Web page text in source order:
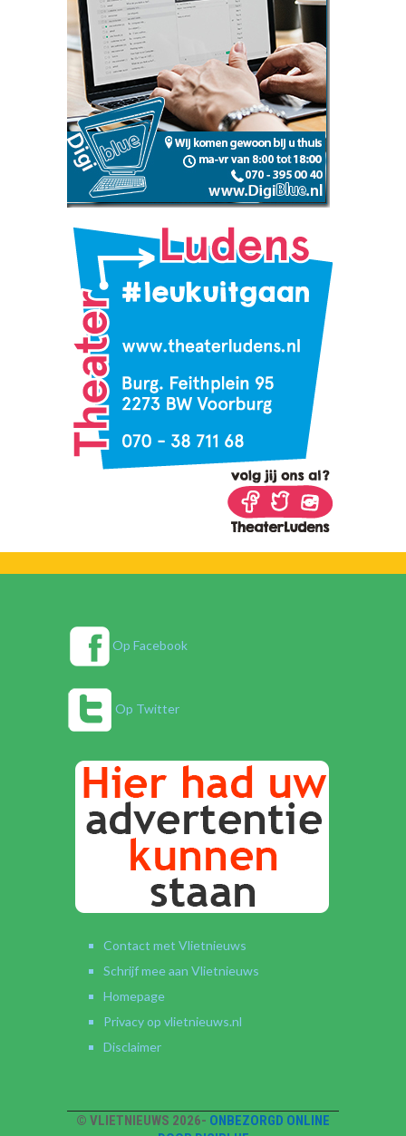
Op Facebook
Op Twitter
Contact met Vlietnieuws
Schrijf mee aan Vlietnieuws
Homepage
Privacy op vlietnieuws.nl
Disclaimer
© VLIETNIEUWS 2026- ONBEZORGD ONLINE